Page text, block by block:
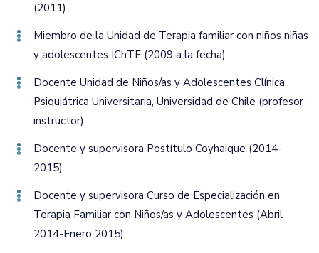
(2011)
Miembro de la Unidad de Terapia familiar con niños niñas
y adolescentes IChTF (2009 a la fecha)
Docente Unidad de Niños/as y Adolescentes Clínica
Psiquiátrica Universitaria‚ Universidad de Chile (profesor
instructor)
Docente y supervisora Postítulo Coyhaique (2014-
2015)
Docente y supervisora Curso de Especialización en
Terapia Familiar con Niños/as y Adolescentes (Abril
2014-Enero 2015)